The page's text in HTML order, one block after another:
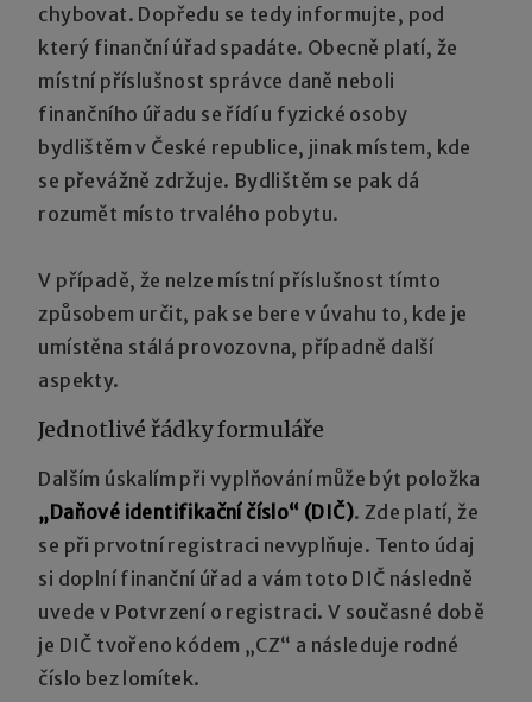
chybovat. Dopředu se tedy informujte, pod
který finanční úřad spadáte. Obecně platí, že
místní příslušnost správce daně neboli
finančního úřadu se řídí u fyzické osoby
bydlištěm v České republice, jinak místem, kde
se převážně zdržuje. Bydlištěm se pak dá
rozumět místo trvalého pobytu.
V případě, že nelze místní příslušnost tímto
způsobem určit, pak se bere v úvahu to, kde je
umístěna stálá provozovna, případně další
aspekty.
Jednotlivé řádky formuláře
Dalším úskalím při vyplňování může být položka
„Daňové identifikační číslo“ (DIČ). Zde platí, že
se při prvotní registraci nevyplňuje. Tento údaj
si doplní finanční úřad a vám toto DIČ následně
uvede v Potvrzení o registraci. V současné době
je DIČ tvořeno kódem „CZ“ a následuje rodné
číslo bez lomítek.